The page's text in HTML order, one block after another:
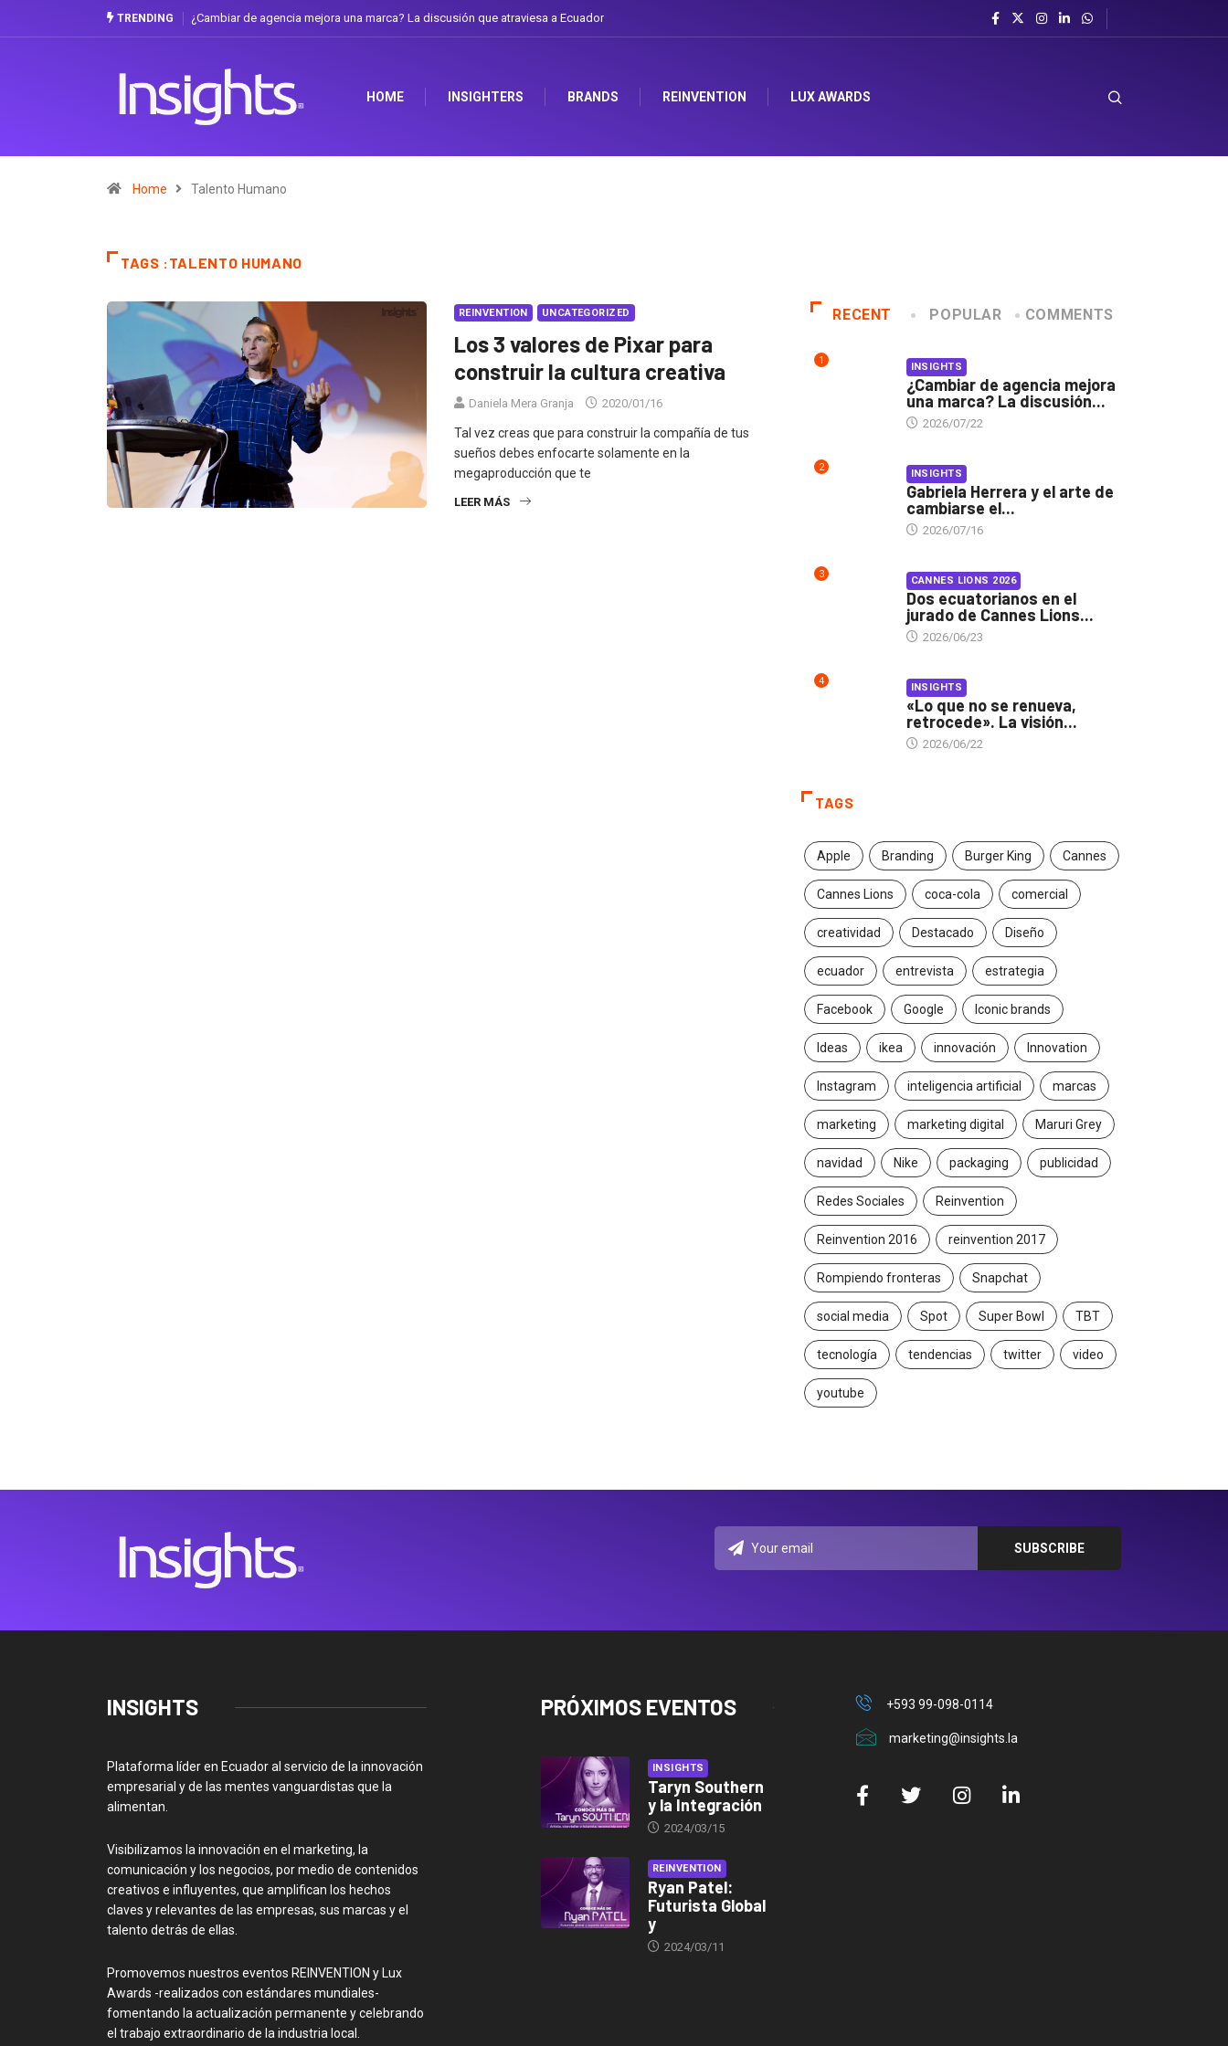
TRENDING ¿Cambiar de agencia mejora una marca? La discusión que atraviesa a EcuadorGabriela Herrera y el arte de cambiarse el sombrero en Corporación Favorita
HOME INSIGHTERS BRANDS REINVENTION LUX AWARDS
Home Talento Humano
TAGS :TALENTO HUMANO
REINVENTION UNCATEGORIZED
Los 3 valores de Pixar para
construir la cultura creativa
Daniela Mera Granja 2020/01/16
Tal vez creas que para construir la compañía de tus
sueños debes enfocarte solamente en la
megaproducción que te
LEER MÁS
RECENT POPULAR COMMENTS
1 INSIGHTS
¿Cambiar de agencia mejora
una marca? La discusión...
2026/07/22
2 INSIGHTS
Gabriela Herrera y el arte de
cambiarse el...
2026/07/16
3 CANNES LIONS 2026
Dos ecuatorianos en el
jurado de Cannes Lions...
2026/06/23
4 INSIGHTS
«Lo que no se renueva,
retrocede». La visión...
2026/06/22
TAGS
Apple Branding Burger King Cannes
Cannes Lions coca-cola comercial
creatividad Destacado Diseño
ecuador entrevista estrategia
Facebook Google Iconic brands
Ideas ikea innovación Innovation
Instagram inteligencia artificial marcas
marketing marketing digital Maruri Grey
navidad Nike packaging publicidad
Redes Sociales Reinvention
Reinvention 2016 reinvention 2017
Rompiendo fronteras Snapchat
social media Spot Super Bowl TBT
tecnología tendencias twitter video
youtube
INSIGHTS
Plataforma líder en Ecuador al servicio de la innovación
empresarial y de las mentes vanguardistas que la
alimentan.
Visibilizamos la innovación en el marketing, la
comunicación y los negocios, por medio de contenidos
creativos e influyentes, que amplifican los hechos
claves y relevantes de las empresas, sus marcas y el
talento detrás de ellas.
Promovemos nuestros eventos REINVENTION y Lux
Awards -realizados con estándares mundiales-
fomentando la actualización permanente y celebrando
el trabajo extraordinario de la industria local.
PRÓXIMOS EVENTOS
INSIGHTS
Taryn Southern
y la Integración
2024/03/15
REINVENTION
Ryan Patel:
Futurista Global
y
2024/03/11
+593 99-098-0114
marketing@insights.la